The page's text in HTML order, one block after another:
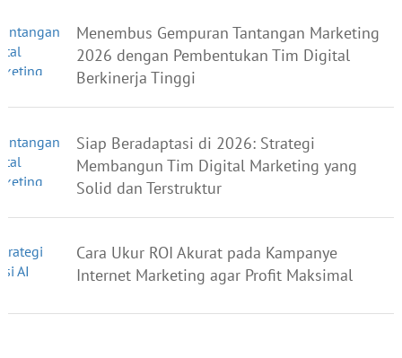
Menembus Gempuran Tantangan Marketing
2026 dengan Pembentukan Tim Digital
Berkinerja Tinggi
Siap Beradaptasi di 2026: Strategi
Membangun Tim Digital Marketing yang
Solid dan Terstruktur
Cara Ukur ROI Akurat pada Kampanye
Internet Marketing agar Profit Maksimal